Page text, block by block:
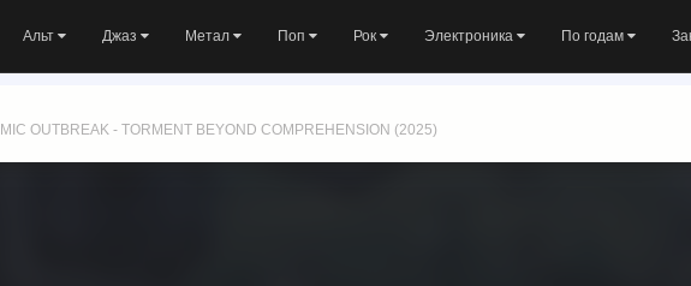
Альт Джаз Метал Поп Рок Электроника По годам
OUTBREAK - TORMENT BEYOND COMPREHENSION (2025)